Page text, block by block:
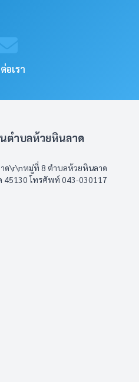
อเรา
ตำบลห้วยหินลาด
ด\r\nหมู่ที่ 8 ตำบลห้วยหินลาด
45130 โทรศัพท์ 043-030117